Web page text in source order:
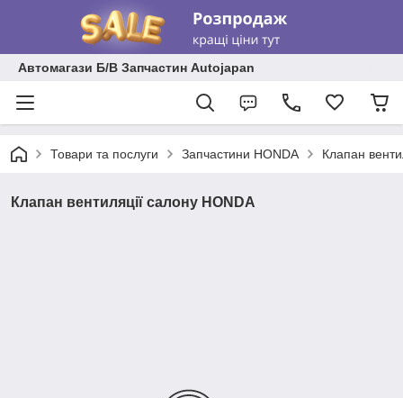
Автомагази Б/В Запчастин Autojapan
Товари та послуги Запчастини HONDA Клапан
Клапан вентиляції салону HONDA